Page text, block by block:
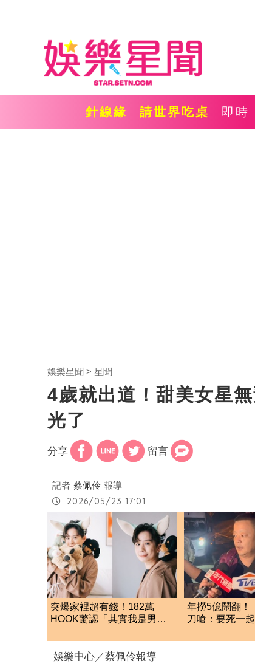
針線緣 請世界吃桌 即時
娛樂星聞 星聞
4歲就出道！甜美女星
光了
分享 留言
記者 蔡佩伶 報導
2026/05/23 17:01
突爆家裡超有錢！182萬
HOOK驚認「其實我是男
年撈5億鬧翻！
刀嗆：要死一
娛樂中心／蔡佩伶報導